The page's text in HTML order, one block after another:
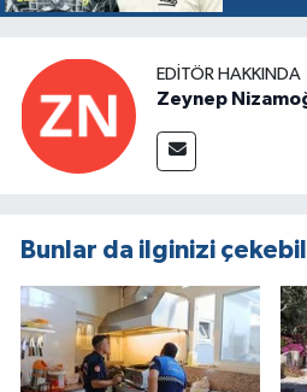
EDITÖR HAKKINDA
Zeynep
Bunlar da ilginizi